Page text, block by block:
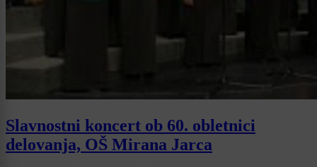
Slavnostni koncert ob 60. obletnici
delovanja, OŠ Mirana Jarca